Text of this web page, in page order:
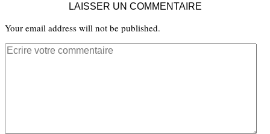
LAISSER UN COMMENTAIRE
Your email address will not be published.